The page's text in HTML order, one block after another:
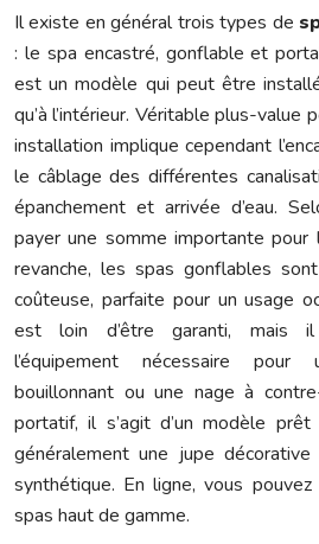
Il existe en général trois types de
: le spa encastré, gonflable et
est un modèle qui peut être
qu’à l’intérieur. Véritable plus-value
installation implique cependant
le câblage des différentes
épanchement et arrivée d’eau.
payer une somme importante pour
revanche, les spas gonflables
coûteuse, parfaite pour un usage
est loin d’être garanti, mais
l’équipement nécessaire pour
bouillonnant ou une nage à
portatif, il s’agit d’un modèle prêt
généralement une jupe
synthétique. En ligne, vous
spas haut de gamme.